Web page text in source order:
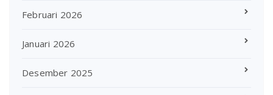
Februari 2026
Januari 2026
Desember 2025